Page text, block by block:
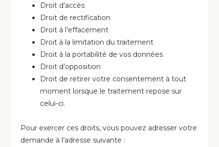
Droit d’accès
Droit de rectification
Droit à l’effacement
Droit à la limitation du traitement
Droit à la portabilité de vos données
Droit d’opposition
Droit de retirer votre consentement à tout
moment lorsque le traitement repose sur
celui-ci.
Pour exercer ces droits, vous pouvez adresser votre
demande à l’adresse suivante :